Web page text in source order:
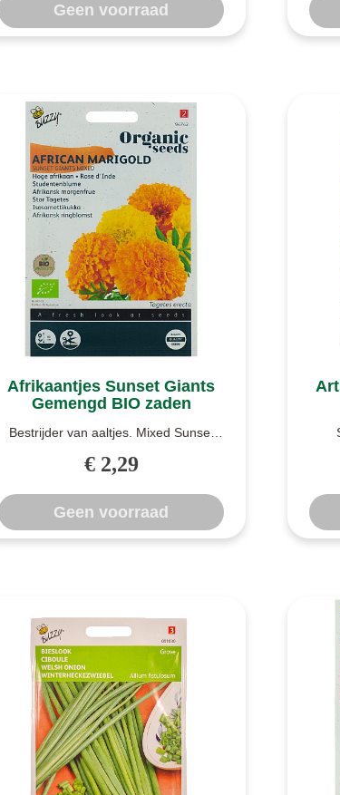
Geen voorraad
Afrikaantjes Sunset Giants
Gemengd BIO zaden
Bestrijder van aaltjes. Mixed Sunset
i..
€ 2,29
Geen voorraad